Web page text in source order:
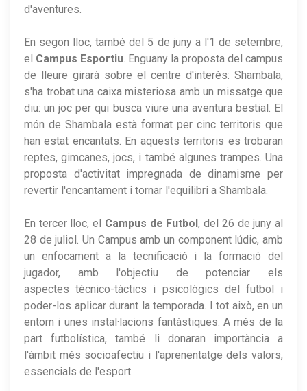
d'aventures.
En segon lloc, també del 5 de juny a l'1 de setembre,
el Campus Esportiu . Enguany la proposta del campus
de lleure girarà sobre el centre d'interès: Shambala,
s'ha trobat una caixa misteriosa amb un missatge que
diu: un joc per qui busca viure una aventura bestial. El
món de Shambala està format per cinc territoris que
han estat encantats. En aquests territoris es trobaran
reptes, gimcanes, jocs, i també algunes trampes. Una
proposta d'activitat impregnada de dinamisme per
revertir l'encantament i tornar l'equilibri a Shambala.
En tercer lloc, el Campus de Futbol, del 26 de juny al
28 de juliol. Un Campus amb un component lúdic, amb
un enfocament a la tecnificació i la formació del
jugador, amb l'objectiu de potenciar els
aspectes tècnico-tàctics i psicològics del futbol i
poder-los aplicar durant la temporada. I tot això, en un
entorn i unes instal·lacions fantàstiques. A més de la
part futbolística, també li donaran importància a
l'àmbit més socioafectiu i l'aprenentatge dels valors,
essencials de l'esport.